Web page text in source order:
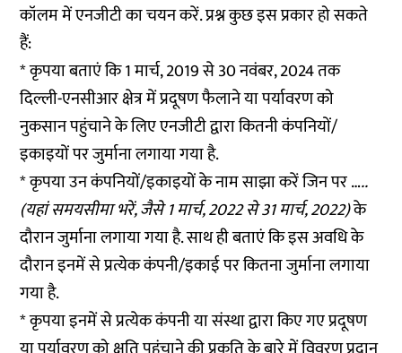
कॉलम में एनजीटी का चयन करें. प्रश्न कुछ इस प्रकार हो सकते
हैं:
* कृपया बताएं कि 1 मार्च, 2019 से 30 नवंबर, 2024 तक
दिल्ली-एनसीआर क्षेत्र में प्रदूषण फैलाने या पर्यावरण को
नुकसान पहुंचाने के लिए एनजीटी द्वारा कितनी कंपनियों/
इकाइयों पर जुर्माना लगाया गया है.
* कृपया उन कंपनियों/इकाइयों के नाम साझा करें जिन पर …..
(यहां समयसीमा भरें, जैसे 1 मार्च, 2022 से 31 मार्च, 2022)के
दौरान जुर्माना लगाया गया है. साथ ही बताएं कि इस अवधि के
दौरान इनमें से प्रत्येक कंपनी/इकाई पर कितना जुर्माना लगाया
गया है.
* कृपया इनमें से प्रत्येक कंपनी या संस्था द्वारा किए गए प्रदूषण